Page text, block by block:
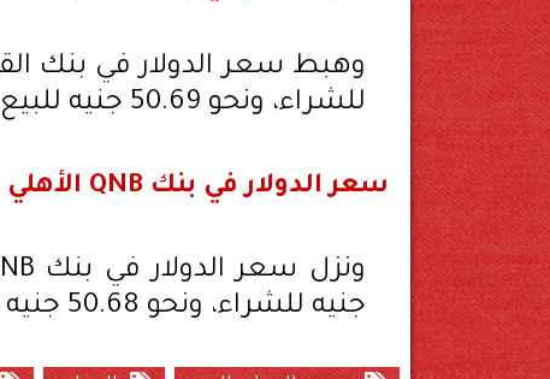
للشراء، ونحو 50.69 جنيه للبيع.
سعر الدولار في بنك QNB الأهلي
جنيه للشراء، ونحو 50.68 جنيه للبيع.